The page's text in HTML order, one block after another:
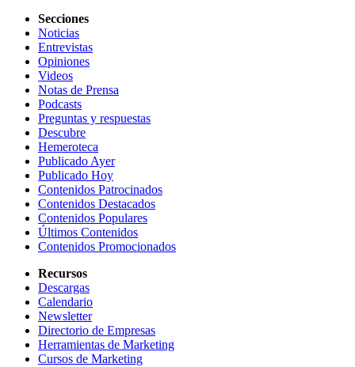
Secciones
Noticias
Entrevistas
Opiniones
Videos
Notas de Prensa
Podcasts
Preguntas y respuestas
Descubre
Hemeroteca
Publicado Ayer
Publicado Hoy
Contenidos Patrocinados
Contenidos Destacados
Contenidos Populares
Últimos Contenidos
Contenidos Promocionados
Recursos
Descargas
Calendario
Newsletter
Directorio de Empresas
Herramientas de Marketing
Cursos de Marketing